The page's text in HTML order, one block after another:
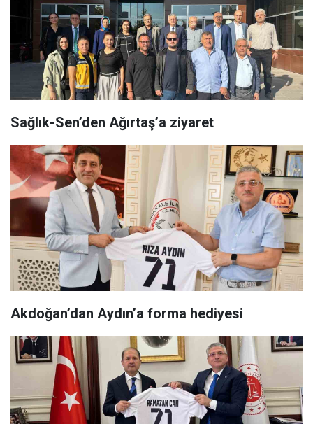
Sağlık-Sen’den Ağırtaş’a ziyaret
Akdoğan’dan Aydın’a forma hediyesi